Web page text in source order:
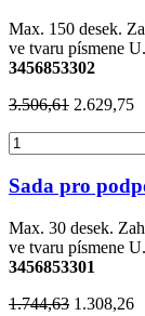
Max. 150 desek.
ve tvaru písmene
3456853302
3.506,61 2.629,75
Sada pro
Max. 30 desek.
ve tvaru písmene
3456853301
1.744,63 1.308,26